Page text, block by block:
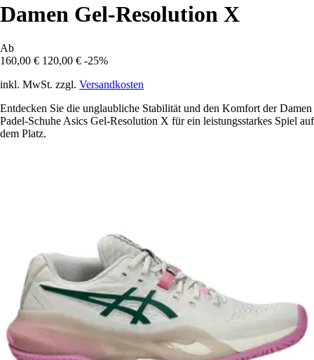
Damen Gel-Resolution X
Ab
160,00 € 120,00 € -25%
inkl. MwSt. zzgl. Versandkosten
Entdecken Sie die unglaubliche Stabilität und den Komfort der Damen
Padel-Schuhe Asics Gel-Resolution X für ein leistungsstarkes Spiel auf
dem Platz.